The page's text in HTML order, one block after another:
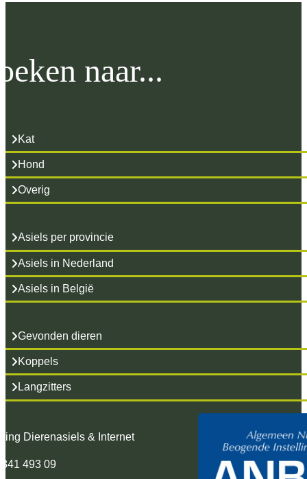
naar...
Kat
Hond
Overig
Asiels per provincie
Asiels in Nederland
Asiels in België
Gevonden dieren
Koppels
Langzitters
Dierenasiels & Internet
493 09